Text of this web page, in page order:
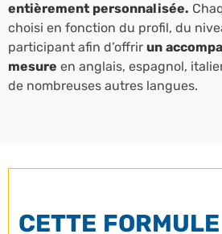
entièrement personnalisée.
choisi en fonction du profil, du
participant afin d’offrir un
mesure en anglais, espagnol,
de nombreuses autres langues.
CETTE